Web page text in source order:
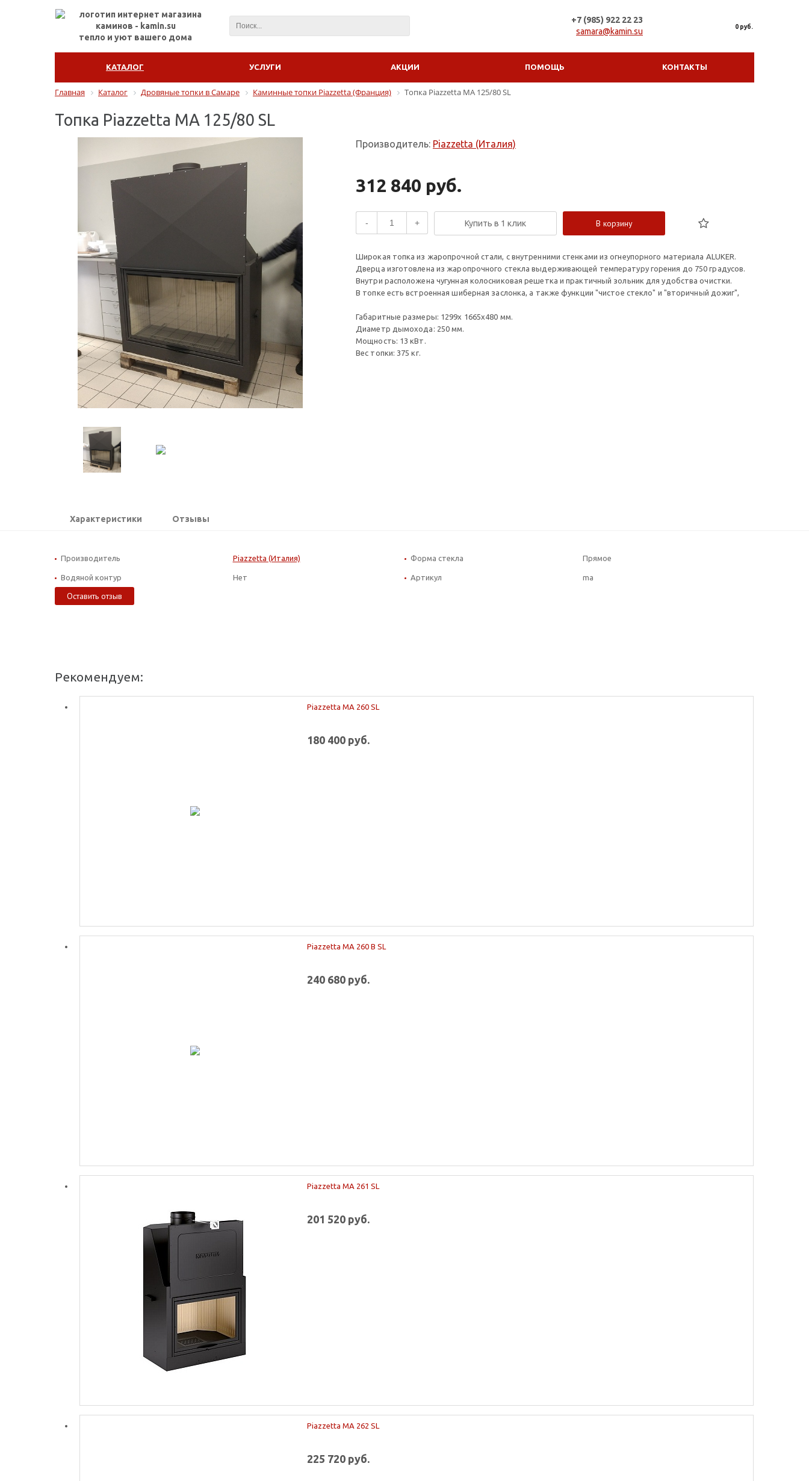
тепло и уют вашего дома
+7 (985) 922 22 23
samara@kamin.su
0 руб.
КАТАЛОГ УСЛУГИ АКЦИИ ПОМОЩЬ КОНТАКТЫ
Главная Каталог Дровяные топки в Самаре Каминные топки Piazzetta (Франция) Топка Piazzetta MA 125/80 SL
Топка Piazzetta MA 125/80 SL
Производитель: Piazzetta (Италия)
312 840 руб.
- + Купить в 1 клик В корзину
Широкая топка из жаропрочной стали, с внутренними стенками из огнеупорного материала ALUKER.
Дверца изготовлена из жаропрочного стекла выдерживающей температуру горения до 750 градусов.
Внутри расположена чугунная колосниковая решетка и практичный зольник для удобства очистки.
В топке есть встроенная шиберная заслонка, а также функции "чистое стекло" и "вторичный дожиг",
Габаритные размеры: 1299х 1665х480 мм.
Диаметр дымохода: 250 мм.
Мощность: 13 кВт.
Вес топки: 375 кг.
Характеристики Отзывы
Производитель Piazzetta (Италия) Форма стекла Прямое
Водяной контур Нет Артикул ma
Оставить отзыв
Рекомендуем:
Piazzetta MA 260 SL
180 400 руб.
Piazzetta MA 260 B SL
240 680 руб.
Piazzetta MA 261 SL
201 520 руб.
Piazzetta MA 262 SL
225 720 руб.